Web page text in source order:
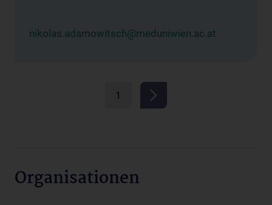
nikolas.adamowitsch@meduniwien.ac.at
1
Organisationen